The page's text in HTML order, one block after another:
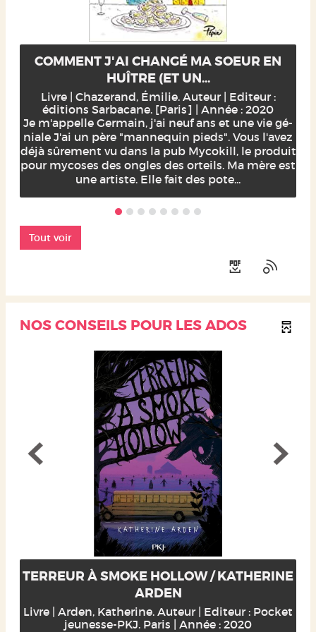
COMMENT J'AI CHANGÉ MA SOEUR EN
HUÎTRE (ET UN...
Livre | Chazerand, Émilie. Auteur | Editeur :
éditions Sarbacane. [Paris] | Année : 2020
Je m'appelle Germain, j'ai neuf ans et une vie gé-
niale J'ai un père "mannequin pieds". Vous l'avez
déjà sûrement vu dans la pub Mycokill, le produit
pour mycoses des ongles des orteils. Ma mère est
une artiste. Elle fait des pote...
Tout voir
NOS CONSEILS POUR LES ADOS
TERREUR À SMOKE HOLLOW / KATHERINE
ARDEN
Livre | Arden, Katherine. Auteur | Editeur : Pocket
jeunesse-PKJ. Paris | Année : 2020